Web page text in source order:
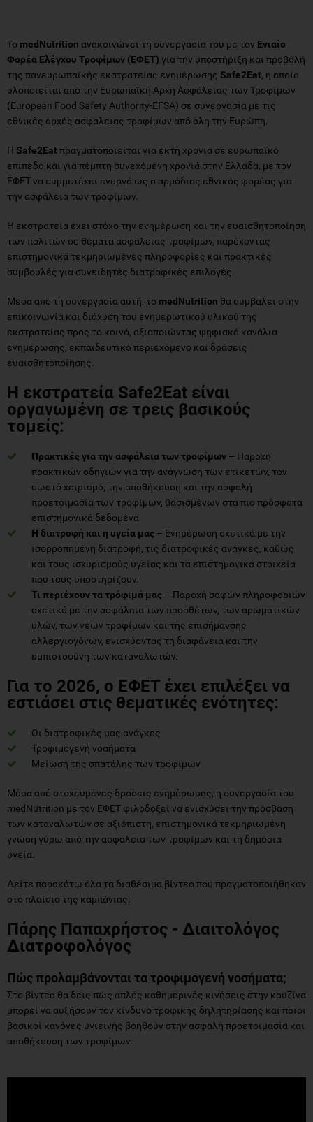
Το medNutrition ανακοινώνει τη συνεργασία του με τον Ενιαίο
Φορέα Ελέγχου Τροφίμων (ΕΦΕΤ) για την υποστήριξη και προβολή
της πανευρωπαϊκής εκστρατείας ενημέρωσης Safe2Eat, η οποία
υλοποιείται από την Ευρωπαϊκή Αρχή Ασφάλειας των Τροφίμων
(European Food Safety Authority-EFSA) σε συνεργασία με τις
εθνικές αρχές ασφάλειας τροφίμων από όλη την Ευρώπη.
Η Safe2Eat πραγματοποιείται για έκτη χρονιά σε ευρωπαϊκό
επίπεδο και για πέμπτη συνεχόμενη χρονιά στην Ελλάδα, με τον
ΕΦΕΤ να συμμετέχει ενεργά ως ο αρμόδιος εθνικός φορέας για
την ασφάλεια των τροφίμων.
Η εκστρατεία έχει στόχο την ενημέρωση και την ευαισθητοποίηση
των πολιτών σε θέματα ασφάλειας τροφίμων, παρέχοντας
επιστημονικά τεκμηριωμένες πληροφορίες και πρακτικές
συμβουλές για συνειδητές διατροφικές επιλογές.
Μέσα από τη συνεργασία αυτή, το medNutrition θα συμβάλει στην
επικοινωνία και διάχυση του ενημερωτικού υλικού της
εκστρατείας προς το κοινό, αξιοποιώντας ψηφιακά κανάλια
ενημέρωσης, εκπαιδευτικό περιεχόμενο και δράσεις
ευαισθητοποίησης.
Η εκστρατεία Safe2Eat είναι
οργανωμένη σε τρεις βασικούς
τομείς:
Πρακτικές για την ασφάλεια των τροφίμων – Παροχή
πρακτικών οδηγιών για την ανάγνωση των ετικετών, τον
σωστό χειρισμό, την αποθήκευση και την ασφαλή
προετοιμασία των τροφίμων, βασισμένων στα πιο πρόσφατα
επιστημονικά δεδομένα
Η διατροφή και η υγεία μας – Ενημέρωση σχετικά με την
ισορροπημένη διατροφή, τις διατροφικές ανάγκες, καθώς
και τους ισχυρισμούς υγείας και τα επιστημονικά στοιχεία
που τους υποστηρίζουν.
Τι περιέχουν τα τρόφιμά μας – Παροχή σαφών πληροφοριών
σχετικά με την ασφάλεια των προσθέτων, των αρωματικών
υλών, των νέων τροφίμων και της επισήμανσης
αλλεργιογόνων, ενισχύοντας τη διαφάνεια και την
εμπιστοσύνη των καταναλωτών.
Για το 2026, ο ΕΦΕΤ έχει επιλέξει να
εστιάσει στις θεματικές ενότητες:
Οι διατροφικές μας ανάγκες
Τροφιμογενή νοσήματα
Μείωση της σπατάλης των τροφίμων
Μέσα από στοχευμένες δράσεις ενημέρωσης, η συνεργασία του
medNutrition με τον ΕΦΕΤ φιλοδοξεί να ενισχύσει την πρόσβαση
των καταναλωτών σε αξιόπιστη, επιστημονικά τεκμηριωμένη
γνώση γύρω από την ασφάλεια των τροφίμων και τη δημόσια
υγεία.
Δείτε παρακάτω όλα τα διαθέσιμα βίντεο που πραγματοποιήθηκαν
στο πλαίσιο της καμπάνιας:
Πάρης Παπαχρήστος - Διαιτολόγος
Διατροφολόγος
Πώς προλαμβάνονται τα τροφιμογενή νοσήματα;
Στο βίντεο θα δεις πώς απλές καθημερινές κινήσεις στην κουζίνα
μπορεί να αυξήσουν τον κίνδυνο τροφικής δηλητηρίασης και ποιοι
βασικοί κανόνες υγιεινής βοηθούν στην ασφαλή προετοιμασία και
αποθήκευση των τροφίμων.